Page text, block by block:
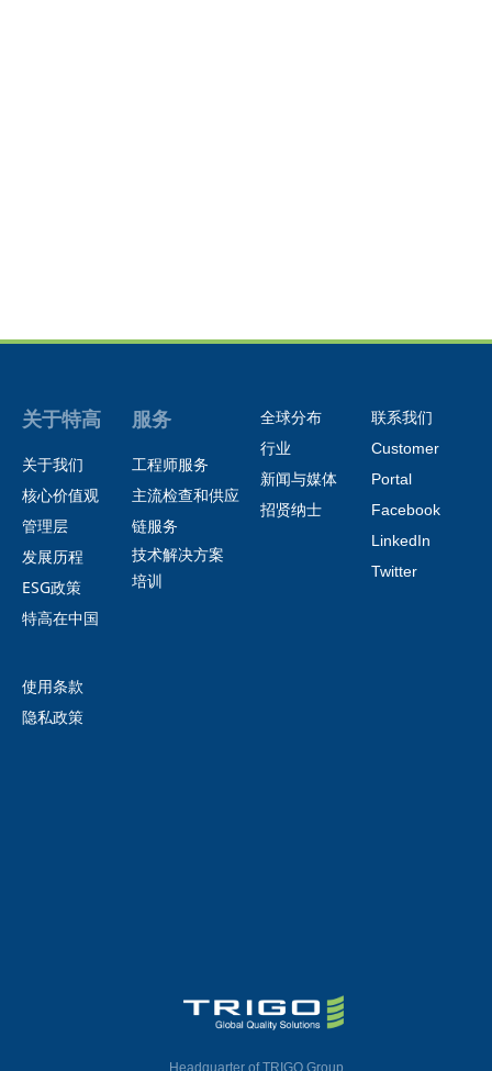
关于特高
关于我们
核心价值观
管理层
发展历程
ESG政策
特高在中国
服务
工程师服务
主流检查和供应
链服务
技术解决方案
培训
全球分布
行业
新闻与媒体
招贤纳士
联系我们
Customer
Portal
Facebook
LinkedIn
Twitter
使用条款
隐私政策
Headquarter of TRIGO Group